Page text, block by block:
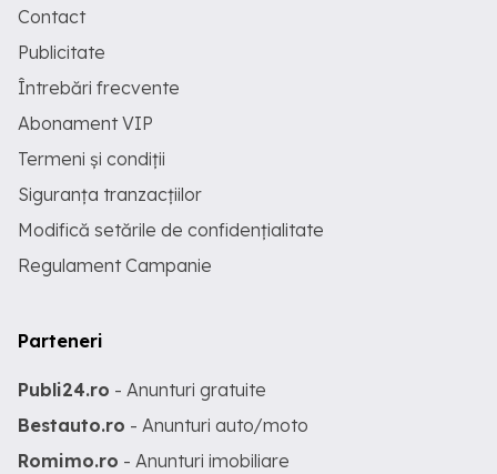
Contact
Publicitate
Întrebări frecvente
Abonament VIP
Termeni și condiții
Siguranța tranzacțiilor
Modifică setările de confidențialitate
Regulament Campanie
Parteneri
Publi24.ro - Anunturi gratuite
Bestauto.ro - Anunturi auto/moto
Romimo.ro - Anunturi imobiliare